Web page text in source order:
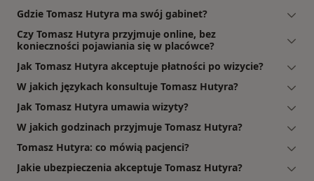
Gdzie Tomasz Hutyra ma swój gabinet?
Czy Tomasz Hutyra przyjmuje online, bez
konieczności pojawiania się w placówce?
Jak Tomasz Hutyra akceptuje płatności po wizycie?
W jakich językach konsultuje Tomasz Hutyra?
Jak Tomasz Hutyra umawia wizyty?
W jakich godzinach przyjmuje Tomasz Hutyra?
Tomasz Hutyra: co mówią pacjenci?
Jakie ubezpieczenia akceptuje Tomasz Hutyra?